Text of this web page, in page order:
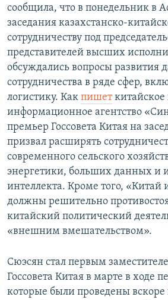
сообщила, что в понедельник в
заседания казахстанско-
сотрудничеству под
представителей высших
обсуждались вопросы развития
сотрудничества в ряде сфер,
логистику. Как пишеткитайское
информационное агентство
премьер Госсовета Китая на
призвал расширять
современного сельского
энергетики, больших данных и
интеллекта. Кроме того, «Китай
должны решительно
китайский политический
«внешним вмешательством».
Сюэсян стал первым
Госсовета Китая в марте в ходе
которые были проведены вскоре